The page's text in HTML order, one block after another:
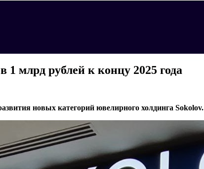
1 млрд рублей к концу 2025 года
новых категорий ювелирного холдинга Sokolov.